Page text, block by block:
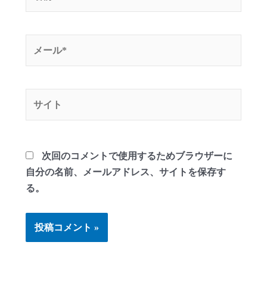
*
次回のコメントで使用するためブラウザーに
自分の名前、メールアドレス、サイトを保存す
る。